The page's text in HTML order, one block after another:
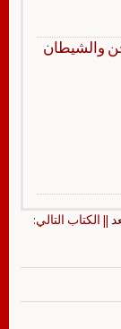
والشيطان
|| الكتاب التالي: